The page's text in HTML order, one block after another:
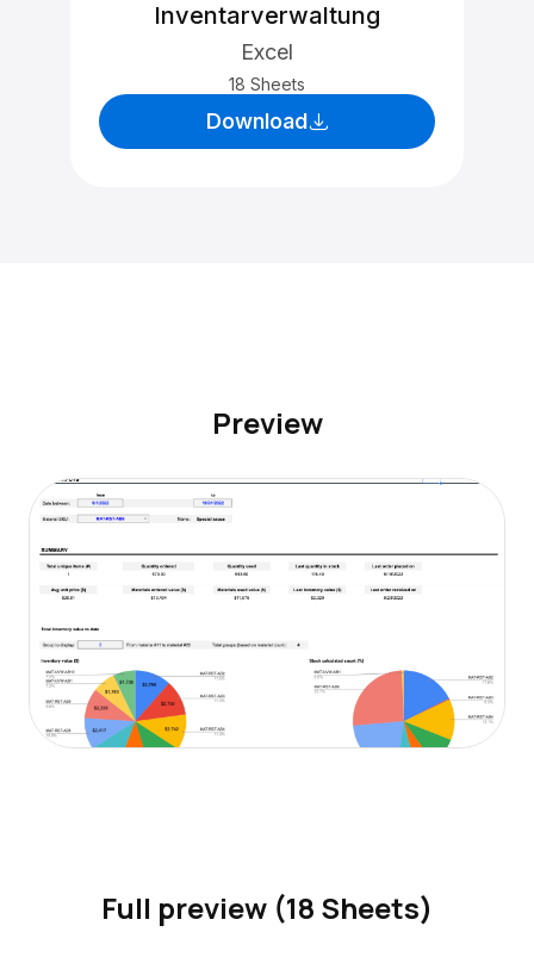
Inventarverwaltung
Excel
18 Sheets
Download
Preview
Full preview (18 Sheets)